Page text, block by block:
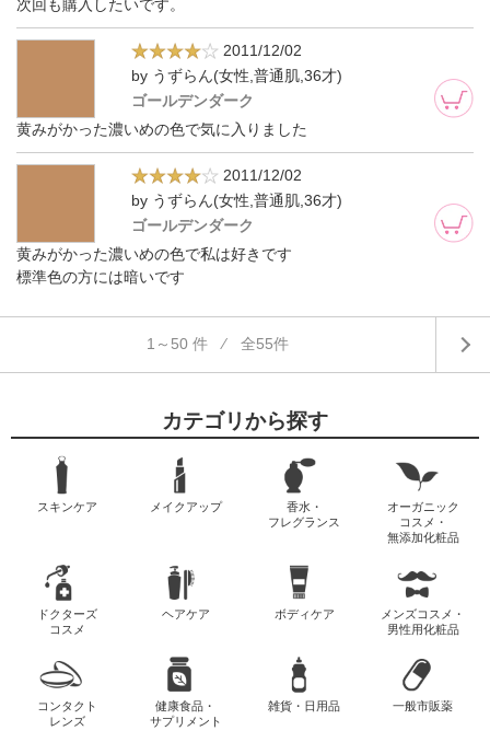
次回も購入したいです。
2011/12/02
by うずらん(女性,普通肌,36才)
ゴールデンダーク
黄みがかった濃いめの色で気に入りました
2011/12/02
by うずらん(女性,普通肌,36才)
ゴールデンダーク
黄みがかった濃いめの色で私は好きです
標準色の方には暗いです
1～50 件 ⁄ 全55件
カテゴリから探す
スキンケア メイクアップ
香水・
フレグランス
オーガニック
コスメ・
無添加化粧品
ドクターズ
コスメ
ヘアケア ボディケア
メンズコスメ・
男性用化粧品
コンタクト
レンズ
健康食品・
サプリメント
雑貨・日用品 一般市販薬